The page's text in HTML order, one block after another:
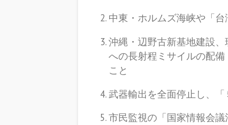
中東・ホルムズ海峡や「
沖縄・辺野古新基地建設
への長射程ミサイルの配
こと
武器輸出を全面停止し、
市民監視の「国家情報会